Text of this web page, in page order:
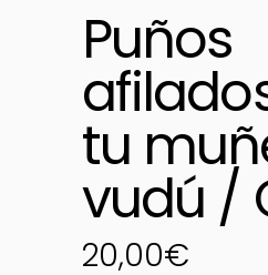
Puños
tu
vudú /
20,00€